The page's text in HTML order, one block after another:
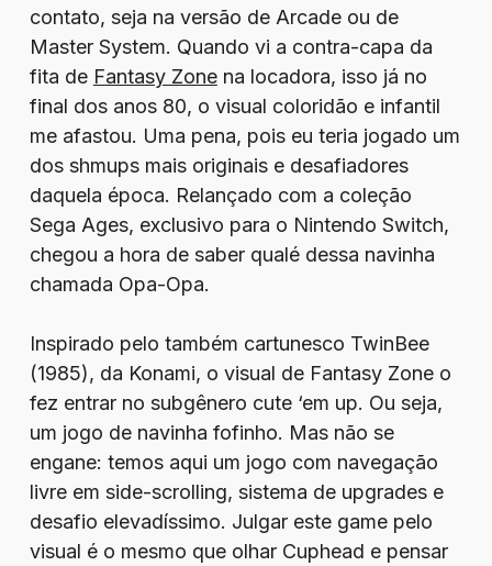
contato, seja na versão de Arcade ou de
Master System. Quando vi a contra-capa da
fita de Fantasy Zonena locadora, isso já no
final dos anos 80, o visual coloridão e infantil
me afastou. Uma pena, pois eu teria jogado um
dos shmups mais originais e desafiadores
daquela época. Relançado com a coleção
Sega Ages, exclusivo para o Nintendo Switch,
chegou a hora de saber qualé dessa navinha
chamada Opa-Opa.
Inspirado pelo também cartunesco TwinBee
(1985), da Konami, o visual de Fantasy Zone o
fez entrar no subgênero cute ‘em up. Ou seja,
um jogo de navinha fofinho. Mas não se
engane: temos aqui um jogo com navegação
livre em side-scrolling, sistema de upgrades e
desafio elevadíssimo. Julgar este game pelo
visual é o mesmo que olhar Cuphead e pensar